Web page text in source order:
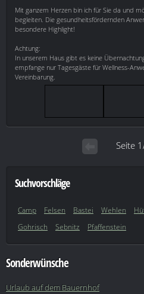
Mit ganzem Herzen bin ich für Sie da und
begleiten. Die gesundheitsfördernden
besondere Highlight!
Achtung:
In unserem Haus gibt es keine
empfange nur Tagesgäste für Wellness-
Vereinbarung.
Seite
Suchvorschläge
Camp Felsen Bastei Wehlen
Gohrisch
Sebnitz Pfaffenstein
Sonderwünsche
Urlaub auf dem Bauernhof